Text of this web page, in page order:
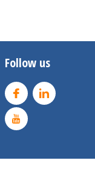
Follow us